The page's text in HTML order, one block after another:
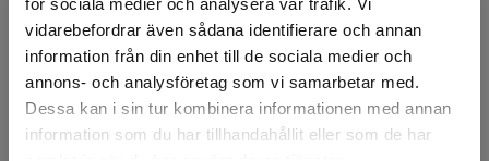
vidarebefordrar även sådana identifierare och annan
information från din enhet till de sociala medier och
annons- och analysföretag som vi samarbetar med.
Dessa kan i sin tur kombinera informationen med annan
information som du har tillhandahållit eller som de har
Begränsad fraktregion
Det verkar som att du besöker
Upphovspersoner